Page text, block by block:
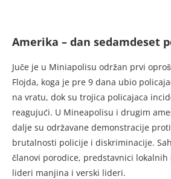
Amerika – dan sedamdeset
Juče je u Miniapolisu održan prvi
Flojda, koga je pre 9 dana ubio
na vratu, dok su trojica policajaca
reagujući. U Mineapolisu i drugim
dalje su održavane demonstracije
brutalnosti policije i diskriminacije.
članovi porodice, predstavnici
lideri manjina i verski lideri.